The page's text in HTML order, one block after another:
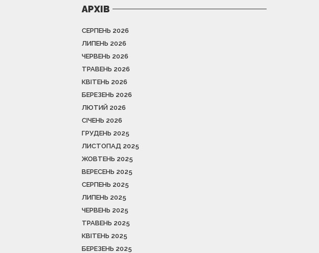
АРХІВ
СЕРПЕНЬ 2026
ЛИПЕНЬ 2026
ЧЕРВЕНЬ 2026
ТРАВЕНЬ 2026
КВІТЕНЬ 2026
БЕРЕЗЕНЬ 2026
ЛЮТИЙ 2026
СІЧЕНЬ 2026
ГРУДЕНЬ 2025
ЛИСТОПАД 2025
ЖОВТЕНЬ 2025
ВЕРЕСЕНЬ 2025
СЕРПЕНЬ 2025
ЛИПЕНЬ 2025
ЧЕРВЕНЬ 2025
ТРАВЕНЬ 2025
КВІТЕНЬ 2025
БЕРЕЗЕНЬ 2025